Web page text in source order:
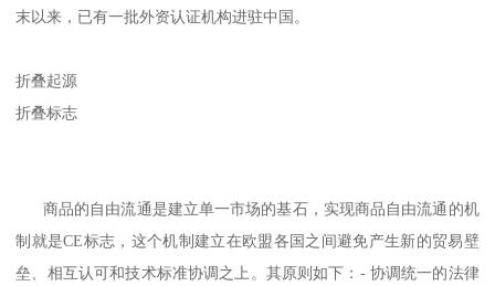
末以来，已有一批外资认证机构进驻中国。
折叠起源
折叠标志
商品的自由流通是建立单一市场的基石，实现商品自由流通的机
制就是CE标志，这个机制建立在欧盟各国之间避免产生新的贸易壁
垒、相互认可和技术标准协调之上。其原则如下：- 协调统一的法律